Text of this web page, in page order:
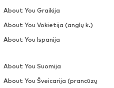
About You Graikija
About You Vokietija (anglų k.)
About You Ispanija
About You Suomija
About You Šveicarija (prancūzų